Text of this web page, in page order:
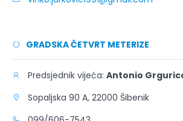
GRADSKA ČETVRT METERIZE
Predsjednik vijeća: Antonio
Sopaljska 90 A, 22000 Šibenik